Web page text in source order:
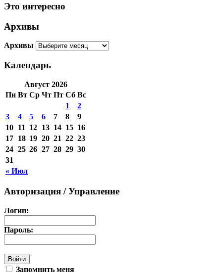
Это интересно
Архивы
Архивы
Календарь
Август 2026
Пн Вт Ср Чт Пт Сб Вс
« Июл
1
2
3
4 5 6 7 8
9
10 11 12 13 14 15 16
17 18 19 20 21 22 23
24 25 26 27 28 29 30
31
Авторизация / Управление
Логин:
Пароль:
Запомнить меня